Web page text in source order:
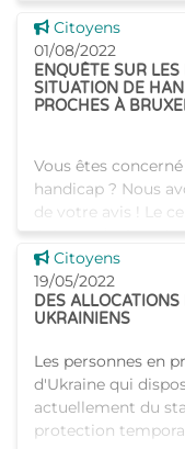
de parrainage, et de
accompagner tout
Voir cette news
Citoyens
01/08/2022
ENQUÊTE SUR
SITUATION DE
PROCHES À
Vous êtes
handicap ? Nous
de votre avis ! Le
été mandaté par la
la COCOM pour
étude sur la
besoins des pers
Voir cette news
Citoyens
19/05/2022
DES
UKRAINIENS
Les personnes en
d'Ukraine qui
actuellement du
protection